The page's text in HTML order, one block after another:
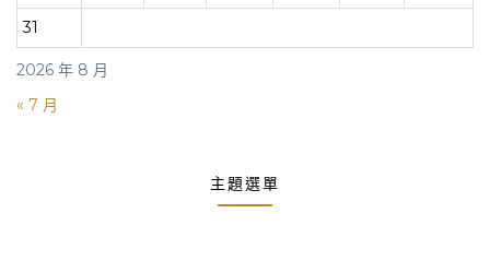
2026 年 8 月
31
« 7 月
主題選單